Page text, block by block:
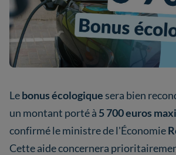
Lebonus écologique sera bien
un montant porté à 5 700 euros
confirmé le ministre de l'Économie
Cette aide concernera